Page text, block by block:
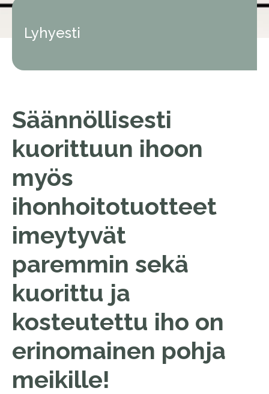
Lyhyesti
Säännöllisesti
kuorittuun ihoon
myös
ihonhoitotuotteet
imeytyvät
paremmin sekä
kuorittu ja
kosteutettu iho on
erinomainen pohja
meikille!